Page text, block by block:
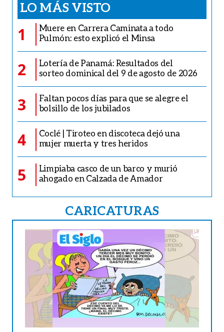
LO MÁS VISTO
1
Muere en Carrera Caminata a todo
Pulmón: esto explicó el Minsa
2
Lotería de Panamá: Resultados del
sorteo dominical del 9 de agosto de 2026
3
Faltan pocos días para que se alegre el
bolsillo de los jubilados
4
Coclé | Tiroteo en discoteca dejó una
mujer muerta y tres heridos
5
Limpiaba casco de un barco y murió
ahogado en Calzada de Amador
CARICATURAS